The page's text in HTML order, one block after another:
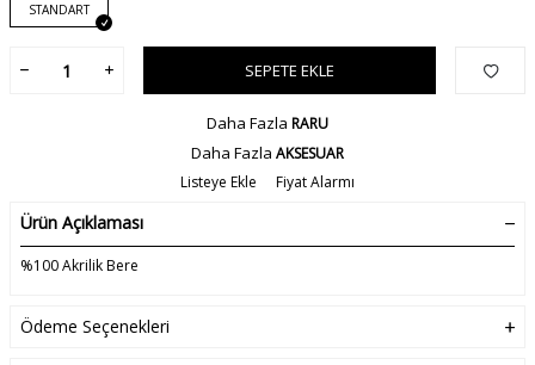
STANDART
SEPETE EKLE
Daha Fazla RARU
Daha Fazla AKSESUAR
Listeye Ekle
Fiyat Alarmı
Ürün Açıklaması
%100 Akrilik Bere
Ödeme Seçenekleri